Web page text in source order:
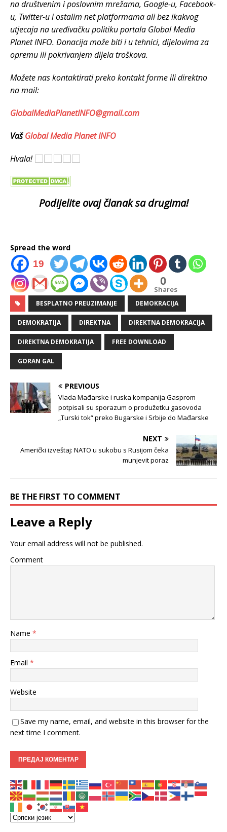
na društvenim i poslovnim mrežama, Google-u, Facebook-
u, Twitter-u i ostalim net platformama ali bez ikakvog
utjecaja na uređivačku politiku portala Global Media
Planet INFO. Donacija može biti i u tehnici, dijelovima za
opremu ili pokrivanjem dijela troškova.
Možete nas kontaktirati preko kontakt forme ili direktno
na mail:
GlobalMediaPlanetINFO@gmail.com
VašGlobal Media Planet INFO
Hvala!
Podijelite ovaj članak sa drugima!
Spread the word
19
0
Shares
BESPLATNO PREUZIMANJE DEMOKRACIJA
DEMOKRATIJA DIREKTNA DIREKTNA DEMOKRACIJA
DIREKTNA DEMOKRATIJA FREE DOWNLOAD
GORAN GAL
PREVIOUS
Vlada Mađarske i ruska kompanija Gasprom
potpisali su sporazum o produžetku gasovoda
„Turski tok“ preko Bugarske i Srbije do Mađarske
NEXT
Američki izveštaj: NATO u sukobu s Rusijom čeka
munjevit poraz
BE THE FIRST TO COMMENT
Leave a Reply
Your email address will not be published.
Comment
Name *
Email *
Website
Save my name, email, and website in this browser for the
next time I comment.